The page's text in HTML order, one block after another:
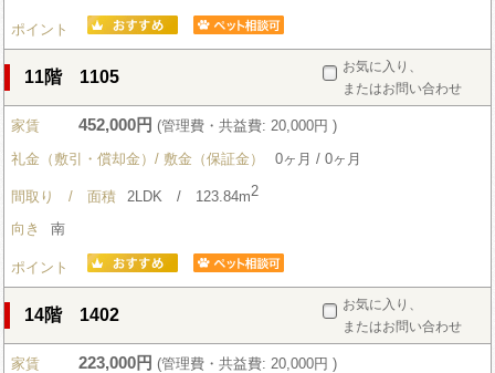
ポイント
お気に入り、
またはお問い合わせ
11階 1105
家賃 452,000円 (管理費・共益費: 20,000円 )
礼金（敷引・償却金）/ 敷金（保証金）
0ヶ月 / 0ヶ月
間取り / 面積 2LDK / 123.84m2
向き 南
ポイント
お気に入り、
またはお問い合わせ
14階 1402
家賃 223,000円 (管理費・共益費: 20,000円 )